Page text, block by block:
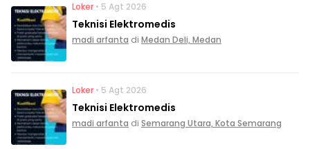
Loker • 5 Agt 2026
Teknisi Elektromedis
madi arfanta di Medan Deli, Medan
Loker • 5 Agt 2026
Teknisi Elektromedis
madi arfanta di Semarang Utara, Kota Semarang